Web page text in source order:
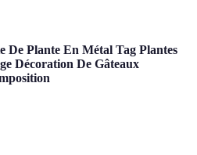
De Plante En Métal Tag Plantes
Décoration De Gâteaux